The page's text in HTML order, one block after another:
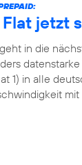
jetzt
in die
1) in alle
mit